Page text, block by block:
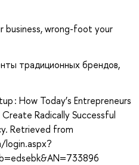
business, wrong-foot your
традиционных брендов,
: How Today’s Entrepreneurs
Radically Successful
Retrieved from